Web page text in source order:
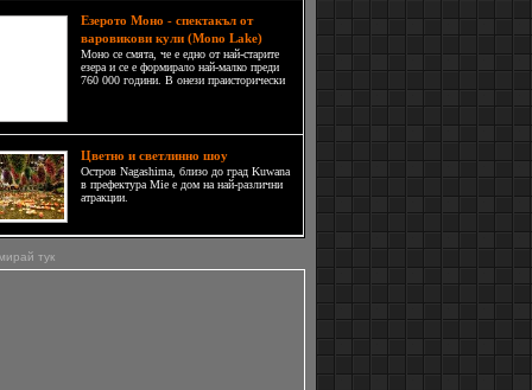
Езерото Моно - спектакъл от
варовикови кули (Mono Lake)
Моно се смята, че е едно от най-старите
езера и се е формирало най-малко преди
760 000 години. В онези праисторически
Моно се разпростира на
Цветно и светлинно шоу
Остров Nagashima, близо до град Kuwana
в префектура Mie е дом на най-различни
атракции.
тук